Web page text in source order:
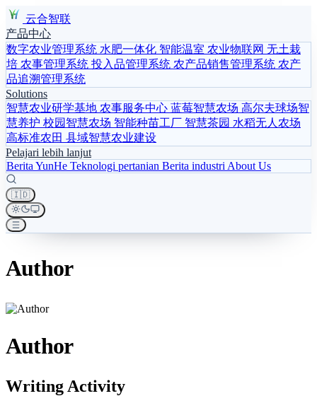
云合智联
产品中心
数字农业管理系统 水肥一体化 智能温室 农业物联网 无土栽
培 农事管理系统 投入品管理系统 农产品销售管理系统 农产
品追溯管理系统
Solutions
智慧农业研学基地 农事服务中心 蓝莓智慧农场 高尔夫球场智
慧养护 校园智慧农场 智能种苗工厂 智慧茶园 水稻无人农场
高标准农田 县域智慧农业建设
Pelajari lebih lanjut
Berita YunHe Teknologi pertanian Berita industri About Us
🇮🇩
Author
Author
Writing Activity